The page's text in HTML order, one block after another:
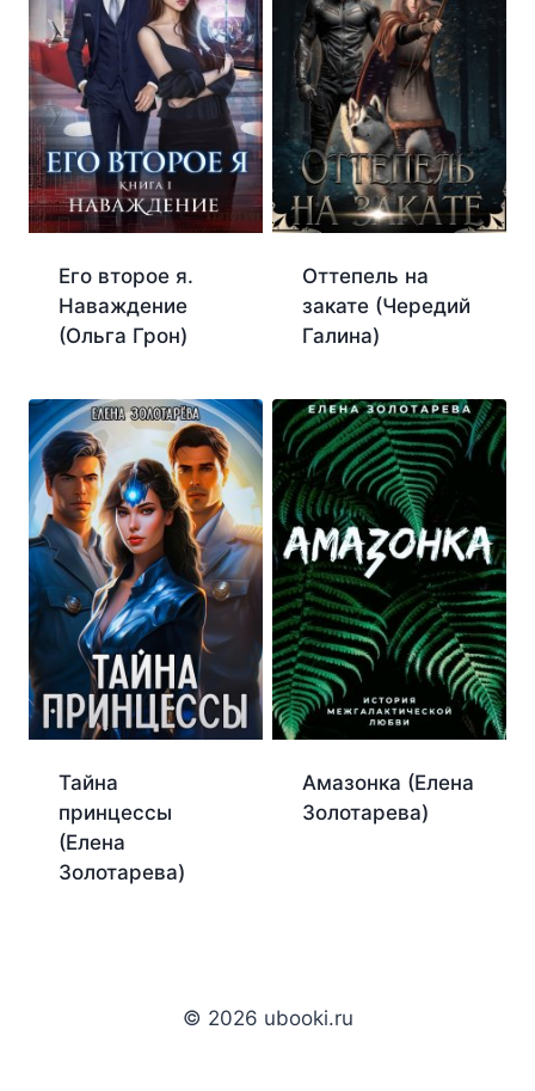
Его второе я.
Наваждение
(Ольга Грон)
Оттепель на
закате (Чередий
Галина)
Тайна
принцессы
(Елена
Золотарева)
Амазонка (Елена
Золотарева)
© 2026 ubooki.ru